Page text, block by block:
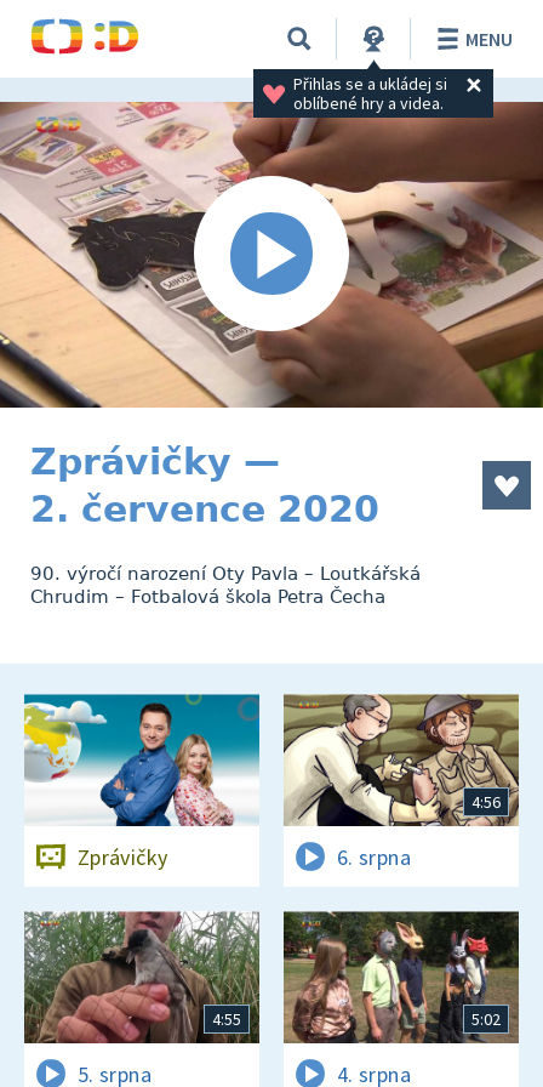
Přihlas se a ukládej si
oblíbené hry a videa.
MENU
Zprávičky —
2. července 2020
90. výročí narození Oty Pavla – Loutkářská
Chrudim – Fotbalová škola Petra Čecha
Zprávičky
4:56
6. srpna
4:55
5. srpna
5:02
4. srpna